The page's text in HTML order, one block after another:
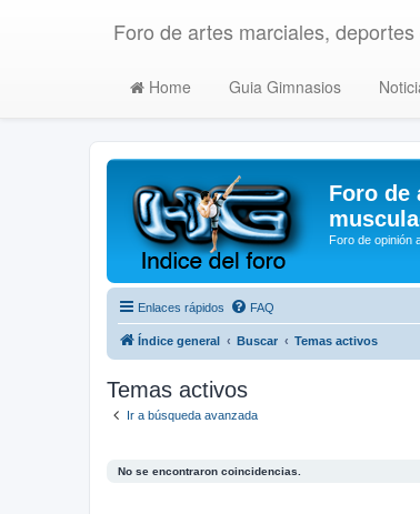
Foro de artes marciales,
Home Guia Gimnasios
Foro de
Foro de opinión
Enlaces rápidos FAQ
Índice general Buscar Temas activos
Temas activos
Ir a búsqueda avanzada
No se encontraron coincidencias.